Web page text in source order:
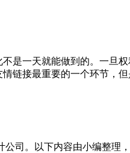
是一天就能做到的。一旦
链接最重要的一个环节，
司。以下内容由小编整理